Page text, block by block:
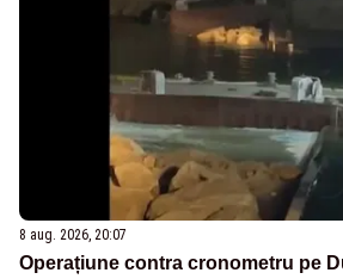
8 aug. 2026, 20:07
Operațiune contra cronometru pe